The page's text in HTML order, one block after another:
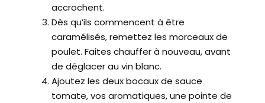
accrochent.
Dès qu’ils commencent à être
caramélisés, remettez les morceaux de
poulet. Faites chauffer à nouveau, avant
de déglacer au vin blanc.
Ajoutez les deux bocaux de sauce
tomate, vos aromatiques, une pointe de